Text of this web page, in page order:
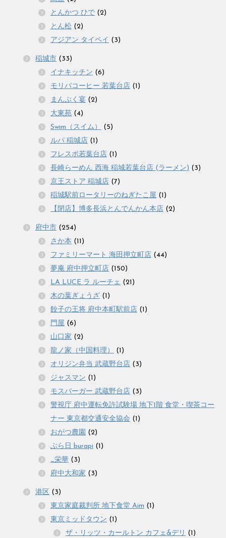
とんかつ ひで (2)
とん松 (2)
アジアン タイペイ (3)
稲城市 (33)
イナキッチン (6)
モリバコーヒー 若葉台店 (1)
まんぷく宴 (2)
大東苑 (4)
Swim（スイム）
(5)
ルパ 稲城店 (1)
フレスポ若葉台店 (1)
長崎らーめん 西海 稲城若葉台店 (ラーメン) (3)
京王ストア 稲城店 (7)
稲城駅前ロータリーのねぎたこ屋 (1)
【閉店】博多長浜とんでんかん本店 (2)
府中市 (254)
さか本 (11)
ファミリーマート 海田押立町店 (44)
夢庵 府中押立町店 (150)
LA LUCE ラ ルーチェ (21)
木の葉ぎょうざ (1)
餃子の王将 府中本町駅前店 (1)
門屋 (6)
山口家 (2)
龍ノ家（中国料理）
(1)
オリジン弁当 武蔵野台店 (3)
ジャスマン (1)
モスバーガー 武蔵野台店 (3)
警視庁 府中運転免許試験場 地下1階 食堂・喫茶コー
ナー 東京都交通安全協会 (1)
おがつ農園 (2)
ぶら日 burapi (1)
_栄華 (3)
府中大和家 (3)
港区 (3)
東京家庭裁判所 地下食堂 Aim (1)
東京ミッドタウン (1)
ザ・リッツ・カールトン カフェ&デリ (1)